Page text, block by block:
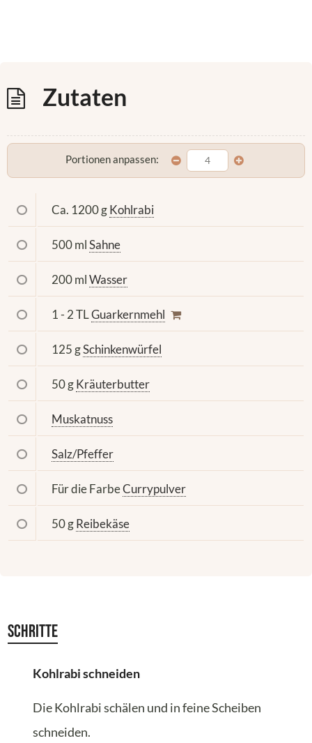
Zutaten
Portionen anpassen:
Ca. 1200 gKohlrabi
500 mlSahne
200 mlWasser
1 - 2 TLGuarkernmehl
125 gSchinkenwürfel
50 gKräuterbutter
Muskatnuss
Salz/Pfeffer
Für die FarbeCurrypulver
50 gReibekäse
Schritte
Kohlrabi schneiden
Die Kohlrabi schälen und in feine Scheiben
schneiden.